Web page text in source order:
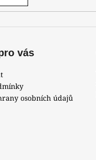
vás
osobních údajů